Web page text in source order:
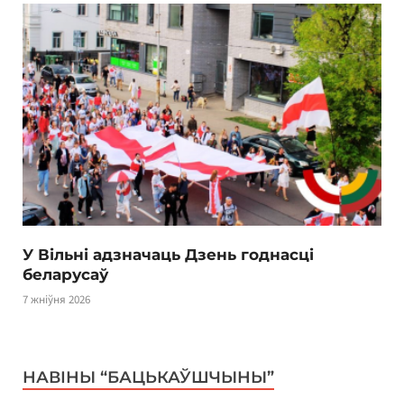
У Вільні адзначаць Дзень годнасці
беларусаў
7 жніўня 2026
НАВІНЫ “БАЦЬКАЎШЧЫНЫ”